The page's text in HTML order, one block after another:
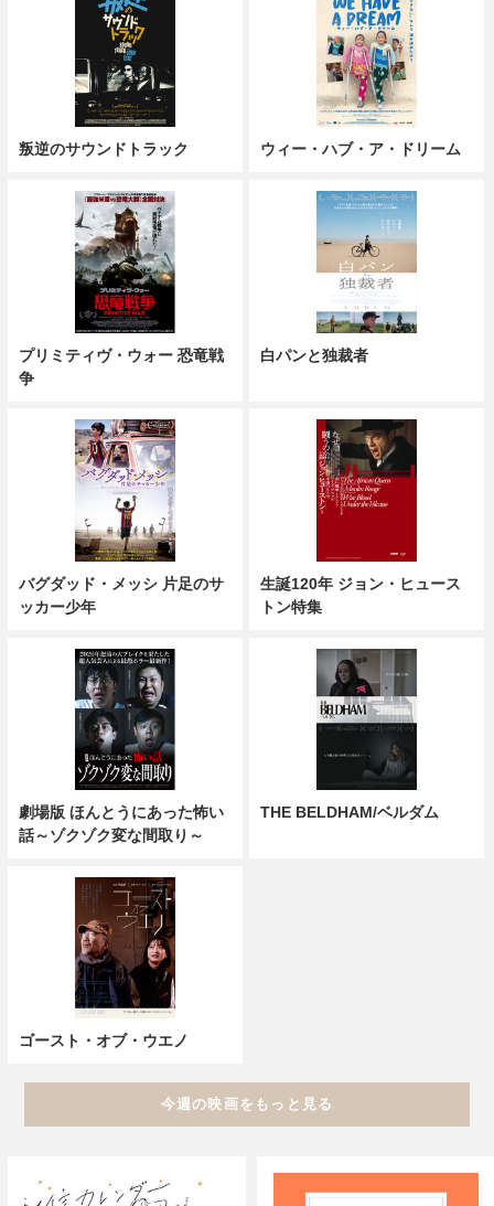
叛逆のサウンドトラック ウィー・ハブ・ア・ドリーム
プリミティヴ・ウォー 恐竜戦
争
白パンと独裁者
バグダッド・メッシ 片足のサ
ッカー少年
生誕120年 ジョン・ヒュース
トン特集
劇場版 ほんとうにあった怖い
話～ゾクゾク変な間取り～
THE BELDHAM/ベルダム
ゴースト・オブ・ウエノ
今週の映画をもっと見る